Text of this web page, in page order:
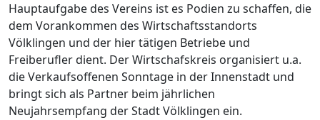
Hauptaufgabe des Vereins ist es Podien zu schaffen, die
dem Vorankommen des Wirtschaftsstandorts
Völklingen und der hier tätigen Betriebe und
Freiberufler dient. Der Wirtschafskreis organisiert u.a.
die Verkaufsoffenen Sonntage in der Innenstadt und
bringt sich als Partner beim jährlichen
Neujahrsempfang der Stadt Völklingen ein.